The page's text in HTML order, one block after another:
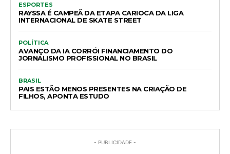
ESPORTES
RAYSSA É CAMPEÃ DA ETAPA CARIOCA DA LIGA
INTERNACIONAL DE SKATE STREET
POLÍTICA
AVANÇO DA IA CORRÓI FINANCIAMENTO DO
JORNALISMO PROFISSIONAL NO BRASIL
BRASIL
PAIS ESTÃO MENOS PRESENTES NA CRIAÇÃO DE
FILHOS, APONTA ESTUDO
- PUBLICIDADE -